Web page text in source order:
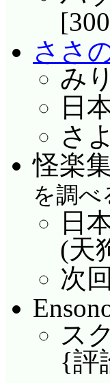
ささ
み
日
さ
怪楽
を調べ
日
(天
次
ス
{評